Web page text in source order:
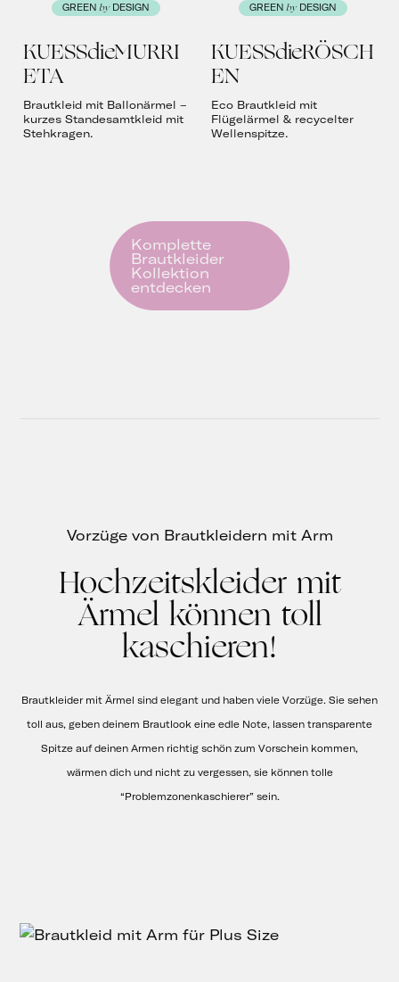
GREEN by DESIGN
KUESSdieMURRI
ETA
Brautkleid mit Ballonärmel –
kurzes Standesamtkleid mit
Stehkragen.
GREEN by DESIGN
KUESSdieRÖSCH
EN
Eco Brautkleid mit
Flügelärmel & recycelter
Wellenspitze.
Komplette
Brautkleider
Kollektion
entdecken
Vorzüge von Brautkleidern mit Arm
Hochzeitskleider mit
Ärmel können toll
kaschieren!
Brautkleider mit Ärmel sind elegant und haben viele Vorzüge. Sie sehen
toll aus, geben deinem Brautlook eine edle Note, lassen transparente
Spitze auf deinen Armen richtig schön zum Vorschein kommen,
wärmen dich und nicht zu vergessen, sie können tolle
“Problemzonenkaschierer” sein.